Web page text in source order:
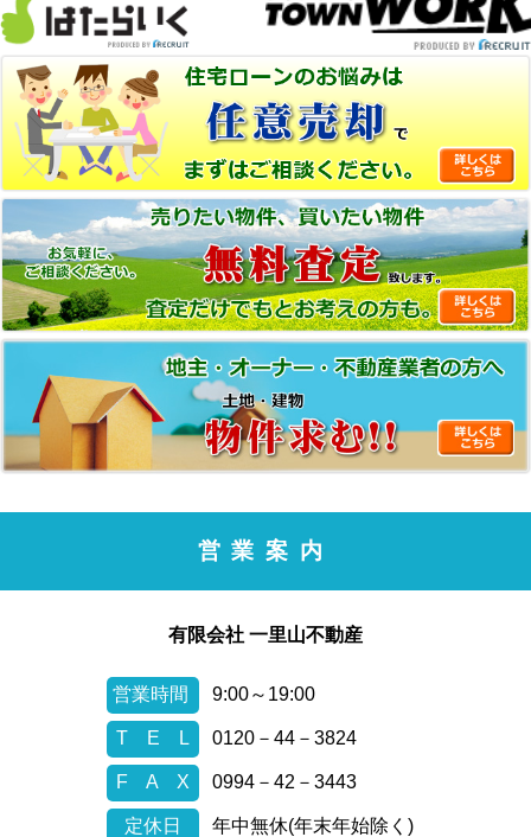
営業案内
有限会社 一里山不動産
営業時間 9:00～19:00
T E L 0120－44－3824
F A X 0994－42－3443
定休日 年中無休(年末年始除く)